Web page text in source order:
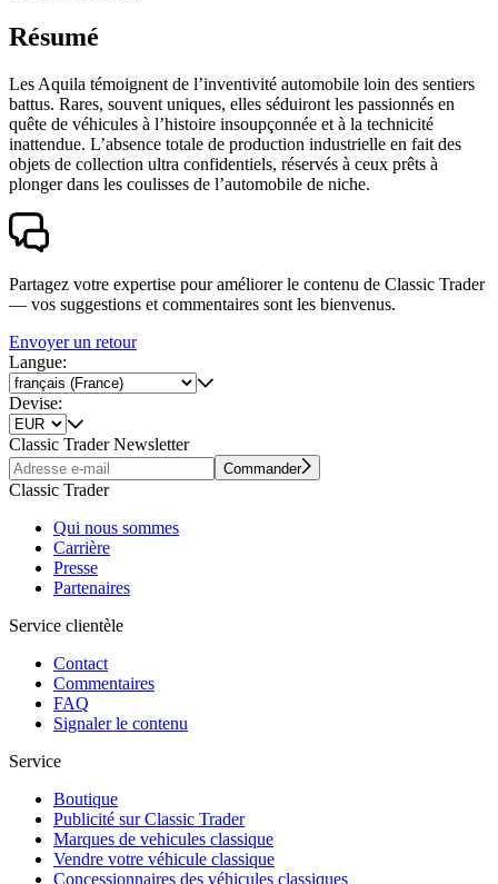
Résumé
Les Aquila témoignent de l’inventivité automobile loin des sentiers
battus. Rares, souvent uniques, elles séduiront les passionnés en
quête de véhicules à l’histoire insoupçonnée et à la technicité
inattendue. L’absence totale de production industrielle en fait des
objets de collection ultra confidentiels, réservés à ceux prêts à
plonger dans les coulisses de l’automobile de niche.
Partagez votre expertise pour améliorer le contenu de Classic Trader
— vos suggestions et commentaires sont les bienvenus.
Envoyer un retour
Langue:
Devise:
Classic Trader Newsletter
Commander
Classic Trader
Qui nous sommes
Carrière
Presse
Partenaires
Service clientèle
Contact
Commentaires
FAQ
Signaler le contenu
Service
Boutique
Publicité sur Classic Trader
Marques de vehicules classique
Vendre votre véhicule classique
Concessionnaires des véhicules classiques